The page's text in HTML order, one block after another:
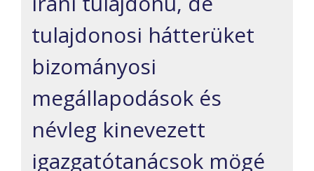
tulajdonosi hátterüket
bizományosi
megállapodások és
névleg kinevezett
igazgatótanácsok mögé